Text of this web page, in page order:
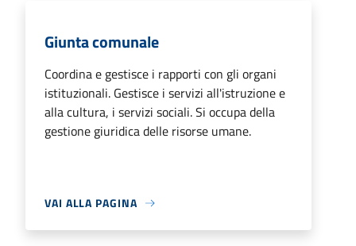
Giunta comunale
Coordina e gestisce i rapporti con gli organi
istituzionali. Gestisce i servizi all'istruzione e
alla cultura, i servizi sociali. Si occupa della
gestione giuridica delle risorse umane.
VAI ALLA PAGINA